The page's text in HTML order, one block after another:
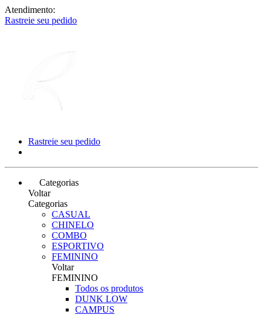
Atendimento:
Rastreie seu pedido
Rastreie seu pedido
Categorias
Voltar
Categorias
CASUAL
CHINELO
COMBO
ESPORTIVO
FEMININO
Voltar
FEMININO
Todos os produtos
DUNK LOW
CAMPUS